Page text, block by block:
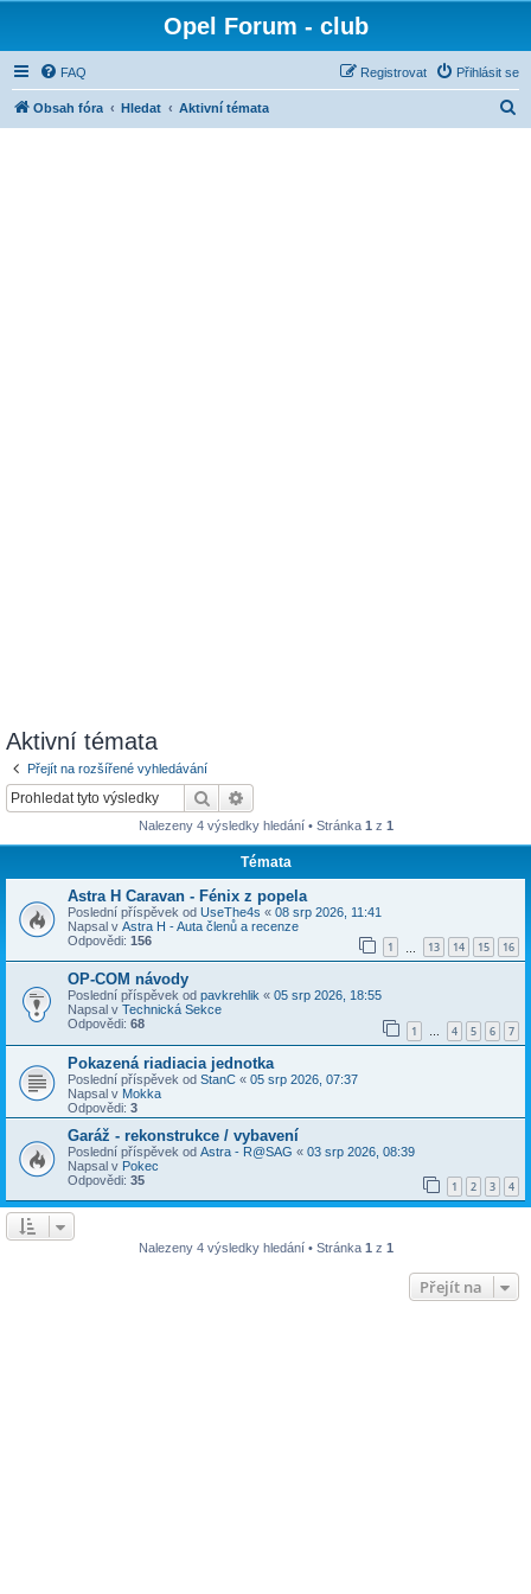
Opel Forum - club
FAQ Přihlásit se
Registrovat
Obsah fóra Hledat Aktivní témata
Aktivní témata
Přejít na rozšířené vyhledávání
Hledat
Nalezeny 4 výsledky hledání • Stránka 1 z 1
Témata
Astra H Caravan - Fénix z popela
Poslední příspěvek od UseThe4s « 08 srp 2026, 11:41
Napsal v Astra H - Auta členů a recenze
Odpovědi: 156 1 13 14 15 16
OP-COM návody
Poslední příspěvek od pavkrehlik « 05 srp 2026, 18:55
Napsal v Technická Sekce
Odpovědi: 68 1 … 4 5 6 7
Pokazená riadiacia jednotka
Poslední příspěvek od StanC « 05 srp 2026, 07:37
Napsal v Mokka
Odpovědi: 3
Garáž - rekonstrukce / vybavení
Poslední příspěvek od Astra - R@SAG « 03 srp 2026, 08:39
Napsal v Pokec
Odpovědi: 35 1 2 3 4
Nalezeny 4 výsledky hledání • Stránka 1z 1
Přejít na